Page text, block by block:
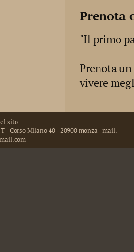
Prenota
"Il primo
Prenota
vivere
sito
- Corso Milano 40 - 20900 monza - mail.